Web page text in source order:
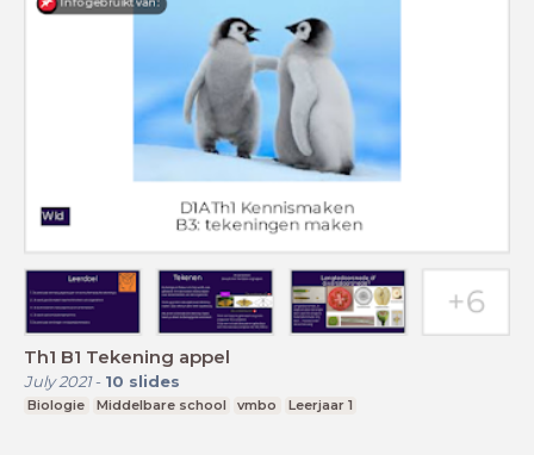
Th1 B1 Tekening appel
July 2021- 10 slides
Biologie Middelbare school vmbo Leerjaar 1